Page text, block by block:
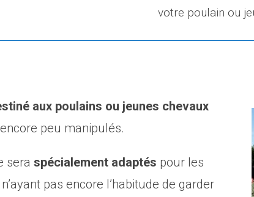
votre poulain ou
aux poulains ou jeunes chevaux
encore peu manipulés.
seraspécialement adaptés pour les
pas encore l’habitude de garder